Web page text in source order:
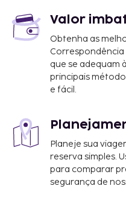
Valor
Obtenha as
que se adequam
principais
e fácil.
Planeje sua
reserva simples.
para comparar
segurança de